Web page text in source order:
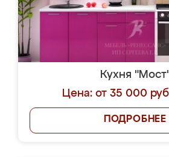
Кухня
Цена: от 35 000
ПОДРОБНЕЕ